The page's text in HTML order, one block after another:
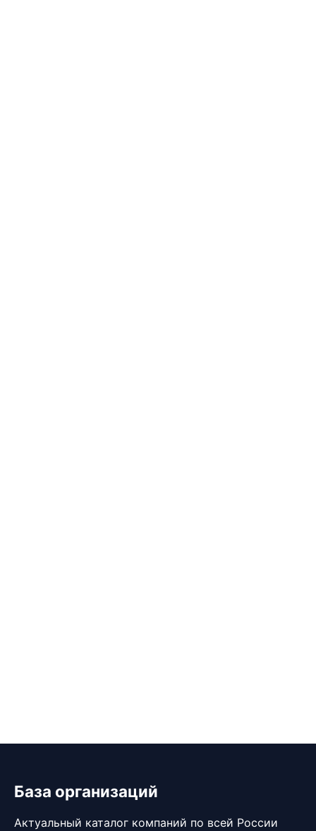
База организаций
Актуальный каталог компаний по всей России